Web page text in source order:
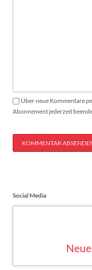
Über neue Kommentare
Abonnement jederzeit
KOMMENTAR
Social Media